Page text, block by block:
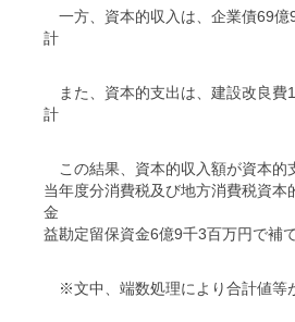
一方、資本的収入は、企業債69億
計 125億7千3百
また、資本的支出は、建設改良費
計 213億8千2百
この結果、資本的収入額が資本的
当年度分消費税及び地方消費税資
金 74億2
益勘定留保資金6億9千3百万円で補
※文中、端数処理により合計値等